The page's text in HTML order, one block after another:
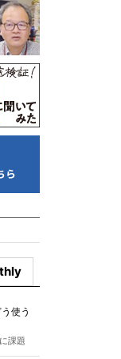
使う
課題